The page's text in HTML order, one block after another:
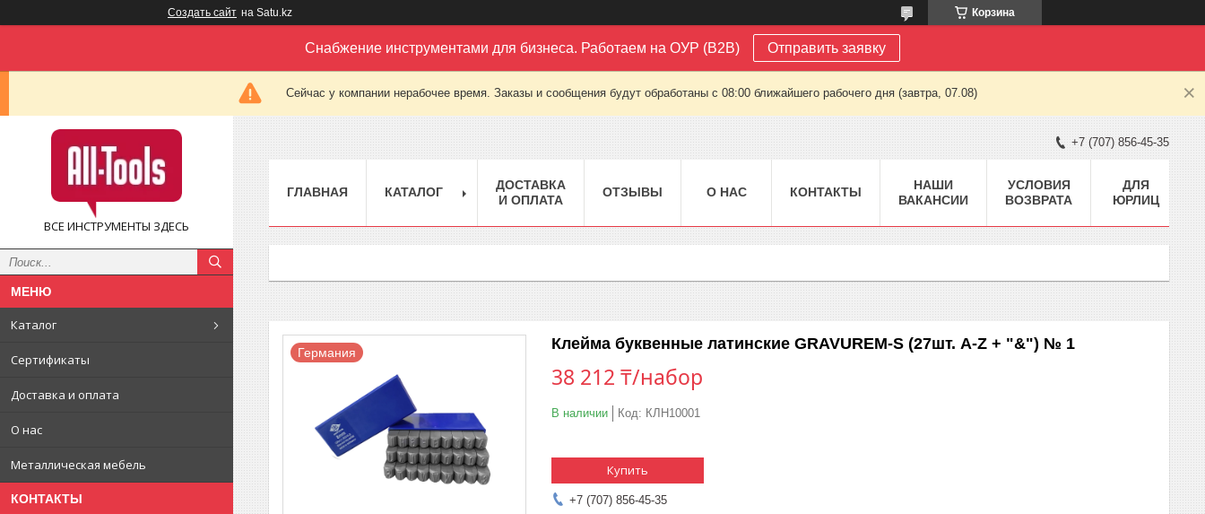
Создать сайт на Satu.kz Корзина
Снабжение инструментами для бизнеса. Работаем на ОУР (B2B) Отправить заявку
Сейчас у компании нерабочее время. Заказы и сообщения будут обработаны с 08:00 ближайшего рабочего дня (завтра, 07.08)
ВСЕ ИНСТРУМЕНТЫ ЗДЕСЬ
Каталог
Сертификаты
Доставка и оплата
О нас
Металлическая мебель
КОНТАКТЫ
+7 (707) 856-45-35
ГЛАВНАЯ КАТАЛОГ
ДОСТАВКА
И ОПЛАТА
ОТЗЫВЫ О НАС КОНТАКТЫ
НАШИ
ВАКАНСИИ
УСЛОВИЯ
ВОЗВРАТА
ДЛЯ
ЮРЛИЦ
Германия Клейма буквенные латинские GRAVUREM-S (27шт. A-Z + "&") № 1
38 212 ₸/набор
В наличии Код: КЛН10001
Купить
+7 (707) 856-45-35